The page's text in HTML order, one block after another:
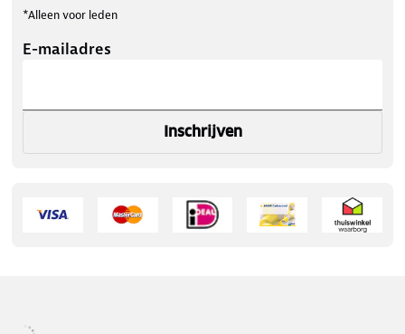
*Alleen voor leden
E-mailadres
Inschrijven